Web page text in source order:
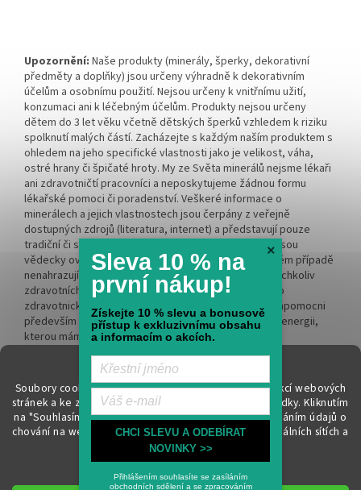
Soubory cookie používáme k zajištění základních funkcí webových
stránek a ke zlepšení vašeho online zážitku i naší nabídky. Kliknutím
na "Souhlasím" souhlasíte s využíváním cookies a předáním údajů o
chování na webu pro zobrazení cílené reklamy na sociálních sítích a
reklamních sítích. Více informací
Nastavení
Upozornění: Naše produkty (minerály, šperky, dekorativní
předměty a doplňky) jsou určeny výhradně k dekorativním
účelům a osobnímu použití. Nejsou určeny k vnitřnímu užití,
konzumaci ani k léčebným účelům. Produkty nejsou určeny
dětem do 3 let věku včetně dětských šperků vzhledem k riziku
spolknutí malých částí. Zacházejte s každým naším produktem s
ohledem na jeho specifické vlastnosti jako je velikost, váha,
ostré hrany či špičaté hroty. My ze Světa minerálů nejsme lékaři
ani zdravotničtí pracovníci a neposkytujeme žádnou formu
lékařské pomoci či poradenství. Veškeré informace o
minerálech a jejich vlastnostech jsou čerpány z veřejně
dostupných zdrojů (literatura, internet) a představují pouze
tradiční či spirituální přesvědčení. Tyto informace nejsou
vědecky ověřeny, nemají léčebný charakter a v žádném případě
nenahrazují odbornou lékařskou péči či léčbu. Při jakýchkoliv
zdravotních obtížích vždy kontaktujte kvalifikovaného
zdravotnického pracovníka. Naším cílem je být vám nápomocni
především na spirituální rovině a rozvíjet vnitřní sílu a energii,
kterou máme každý v nás.
Vytvořil Shoptet
Svět minerálů. Všechna práva vyhrazena.
×
Sleva 10 % na
první nákup!
Získejte 10 % slevu a bonusově
přístup k exkluzivnímu obsahu
a informacím o akcích.
CHCI SLEVU A ODEBÍRAT
NOVINKY >>
Přihlášením souhlasíte se zasíláním
obchodních sdělení a se zpracováním